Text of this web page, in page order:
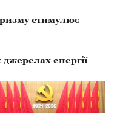
стимулює
енергії